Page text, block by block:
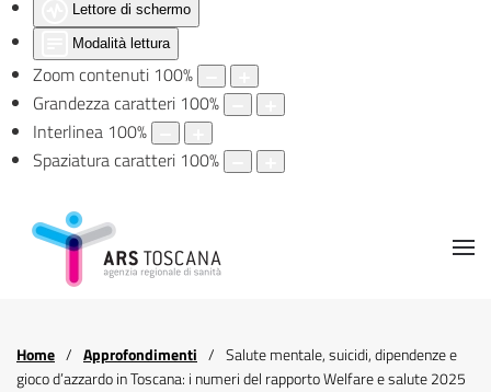
Lettore di schermo
Modalità lettura
Zoom contenuti 100%
Grandezza caratteri 100%
Interlinea 100%
Spaziatura caratteri 100%
Home Approfondimenti
Salute mentale, suicidi, dipendenze e
gioco d’azzardo in Toscana: i numeri del rapporto Welfare e salute 2025